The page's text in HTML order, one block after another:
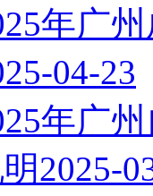
年广
04-23
年广
2025-